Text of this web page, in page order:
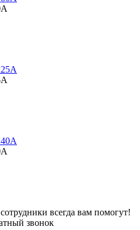
всегда вам помогут!
звонок